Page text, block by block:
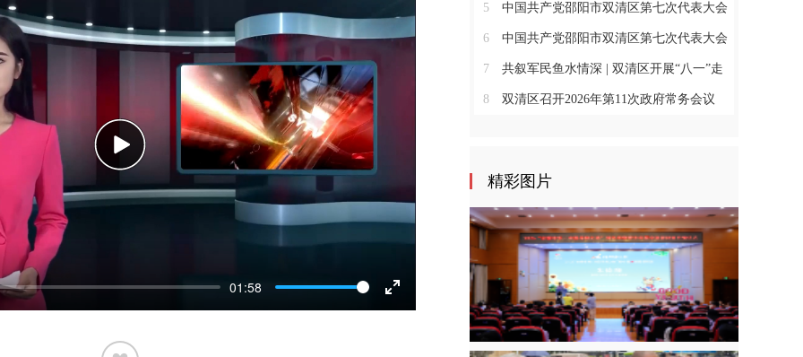
01:58
Enter
Play
行第一次全体会议
5 中国共产党邵阳市双清区第七次代表大会
闭幕
6 中国共产党邵阳市双清区第七次代表大会
开幕
7 共叙军民鱼水情深 | 双清区开展“八一”走
访慰问及座谈活动
8 双清区召开2026年第11次政府常务会议
精彩图片